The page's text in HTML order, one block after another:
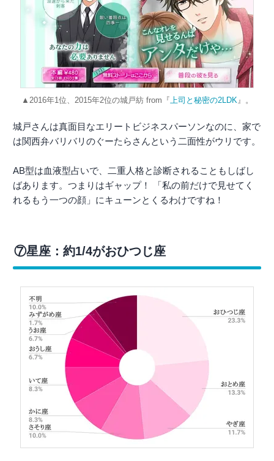
▲2016年1位、2015年2位の城戸紡 from『上司と秘密の2LDK』。
城戸さんは真面目なエリートビジネスパーソンなのに、家で
は関西弁バリバリのぐーたらさんという二面性がウリです。
AB型は血液型占いで、二重人格と診断されることもしばし
ばあります。つまりはギャップ！ 「私の前だけで見せてく
れるもう一つの顔」にキューンとくるわけですね！
⑦星座：約1/4がおひつじ座